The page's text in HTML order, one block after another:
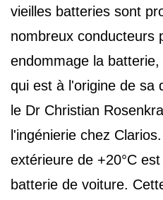
vieilles batteries sont
nombreux conducteurs
endommage la
qui est à l'origine de sa
le Dr Christian
l'ingénierie chez
extérieure de +20°C
batterie de voiture.